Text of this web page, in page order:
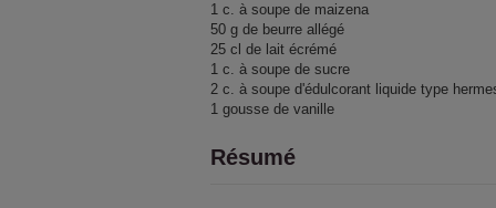
1 c. à soupe de maizena
50 g de beurre allégé
25 cl de lait écrémé
1 c. à soupe de sucre
2 c. à soupe d'édulcorant liquide type
1 gousse de vanille
Résumé